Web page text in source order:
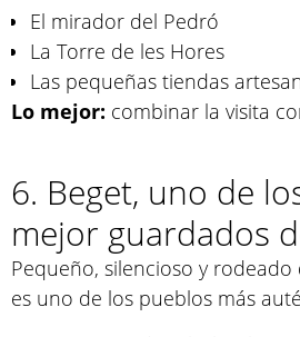
El mirador del Pedró
La Torre de les Hores
Las pequeñas tiendas
Lo mejor: combinar la visita
6. Beget, uno de
mejor guardados
Pequeño, silencioso y
es uno de los pueblos más